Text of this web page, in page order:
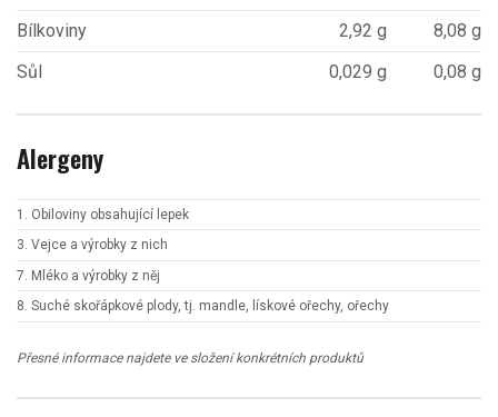
Bílkoviny
2,92 g
8,08 g
Sůl
0,029 g 0,08 g
Alergeny
1. Obiloviny obsahující lepek
3. Vejce a výrobky z nich
7. Mléko a výrobky z něj
8. Suché skořápkové plody, tj. mandle, lískové ořechy, ořechy
Přesné informace najdete ve složení konkrétních produktů